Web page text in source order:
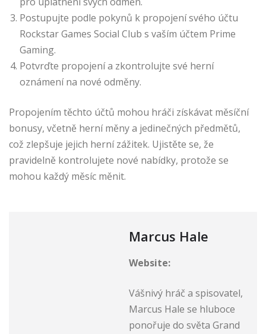
Postupujte podle pokynů k propojení svého účtu
Rockstar Games Social Club s vaším účtem Prime
Gaming.
Potvrďte propojení a zkontrolujte své herní
oznámení na nové odměny.
Propojením těchto účtů mohou hráči získávat měsíční
bonusy, včetně herní měny a jedinečných předmětů,
což zlepšuje jejich herní zážitek. Ujistěte se, že
pravidelně kontrolujete nové nabídky, protože se
mohou každý měsíc měnit.
Marcus Hale
Website:
Vášnivý hráč a spisovatel,
Marcus Hale se hluboce
ponořuje do světa Grand